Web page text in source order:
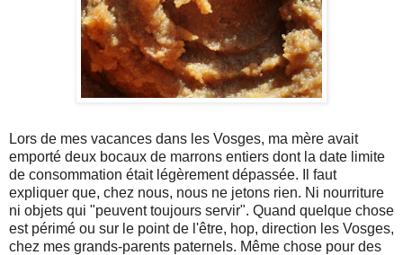
Lors de mes vacances dans les Vosges, ma mère avait
emporté deux bocaux de marrons entiers dont la date limite
de consommation était légèrement dépassée. Il faut
expliquer que, chez nous, nous ne jetons rien. Ni nourriture
ni objets qui "peuvent toujours servir". Quand quelque chose
est périmé ou sur le point de l'être, hop, direction les Vosges,
chez mes grands-parents paternels. Même chose pour des